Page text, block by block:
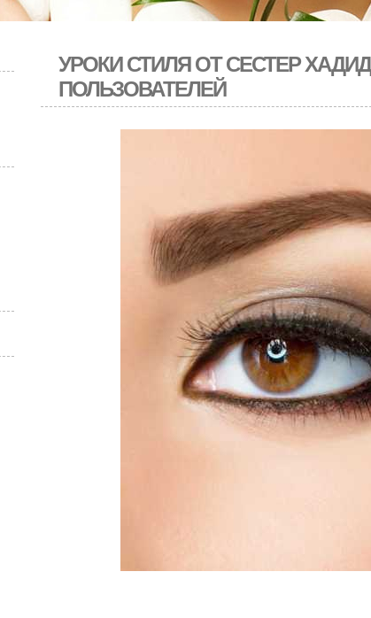
УРОКИ СТИЛЯ ОТ СЕСТЕР
ПОЛЬЗОВАТЕЛЕЙ